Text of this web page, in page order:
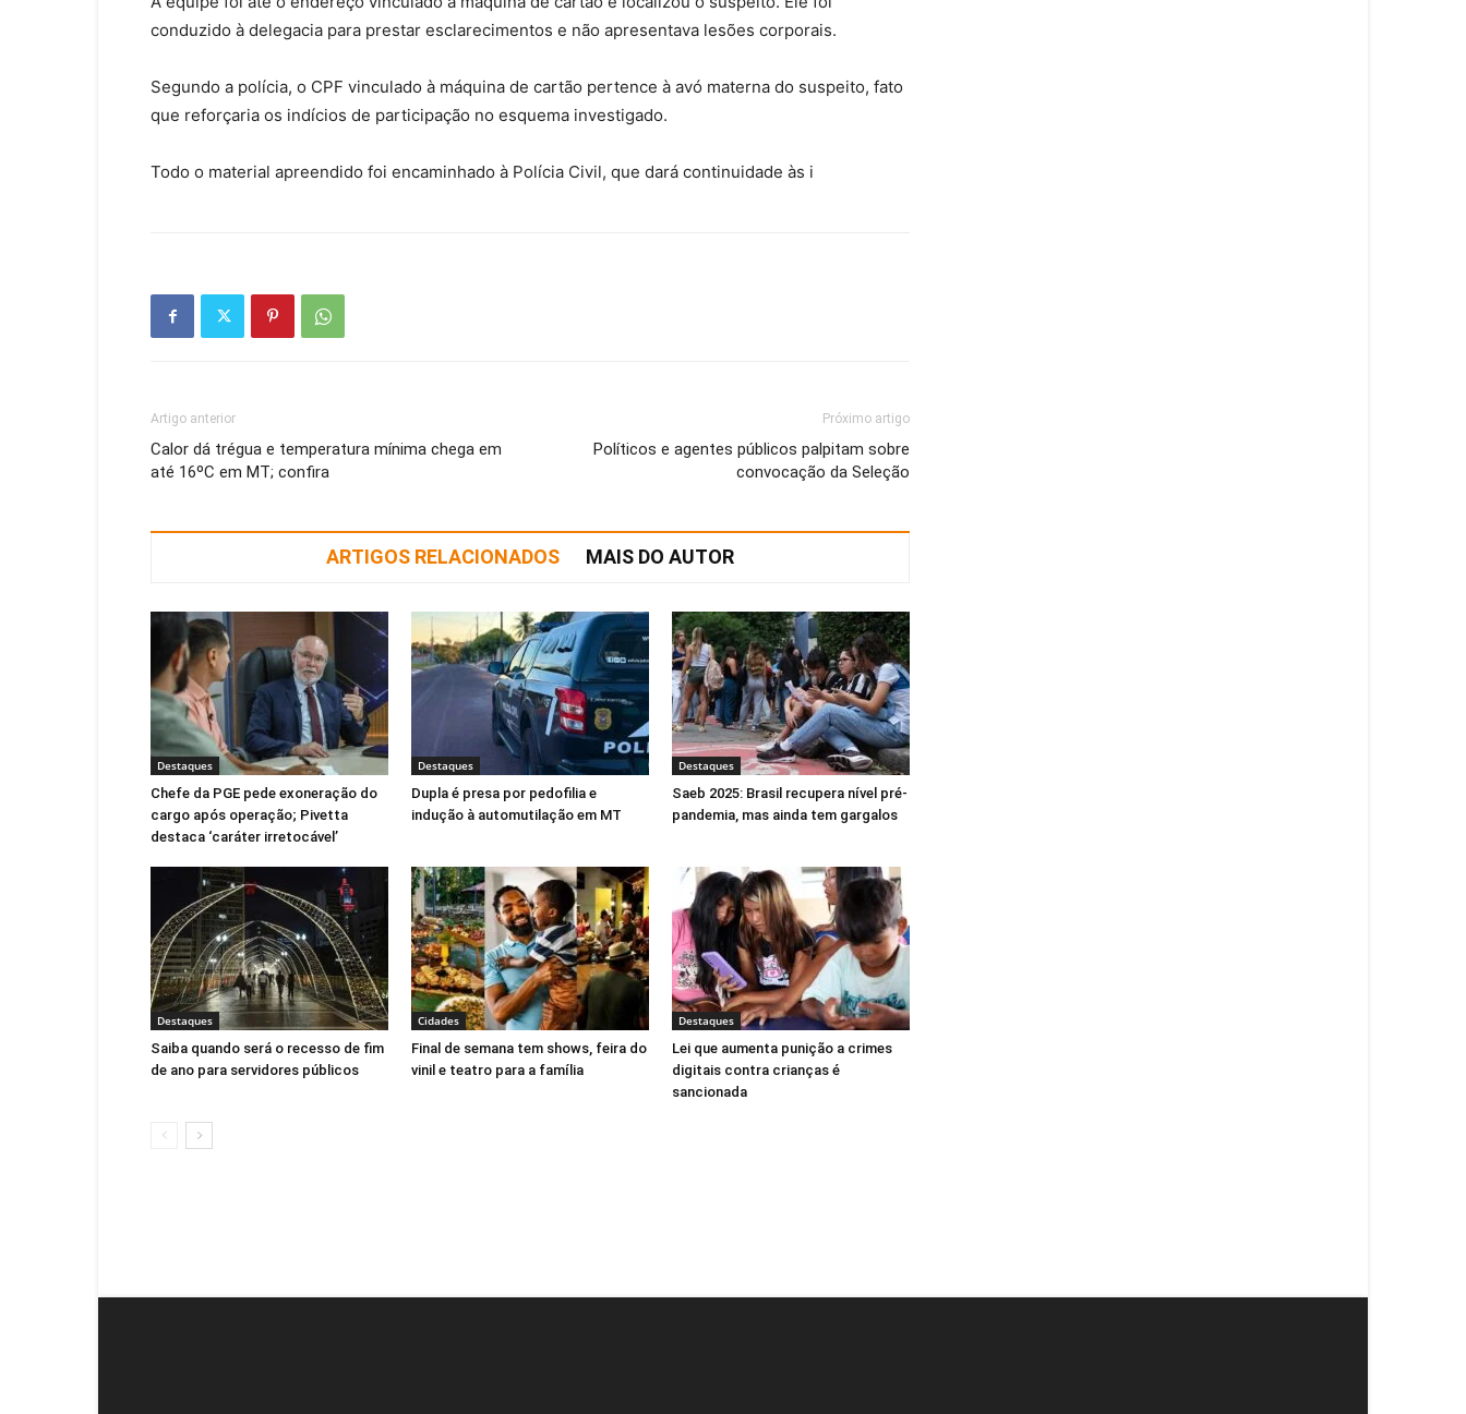
conduzido à delegacia para prestar esclarecimentos e não apresentava lesões corporais.
Segundo a polícia, o CPF vinculado à máquina de cartão pertence à avó materna do suspeito, fato
que reforçaria os indícios de participação no esquema investigado.
Todo o material apreendido foi encaminhado à Polícia Civil, que dará continuidade às i
Artigo anterior
Calor dá trégua e temperatura mínima chega em
até 16ºC em MT; confira
Próximo artigo
Políticos e agentes públicos palpitam sobre
convocação da Seleção
ARTIGOS RELACIONADOS MAIS DO AUTOR
Destaques
Chefe da PGE pede exoneração do
cargo após operação; Pivetta
destaca ‘caráter irretocável’
Destaques
Dupla é presa por pedofilia e
indução à automutilação em MT
Destaques
Saeb 2025: Brasil recupera nível pré-
pandemia, mas ainda tem gargalos
Destaques
Saiba quando será o recesso de fim
de ano para servidores públicos
Cidades
Final de semana tem shows, feira do
vinil e teatro para a família
Destaques
Lei que aumenta punição a crimes
digitais contra crianças é
sancionada